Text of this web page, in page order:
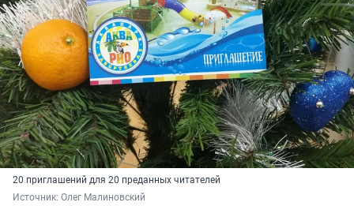
20 приглашений для 20 преданных читателей
Источник: Олег Малиновский